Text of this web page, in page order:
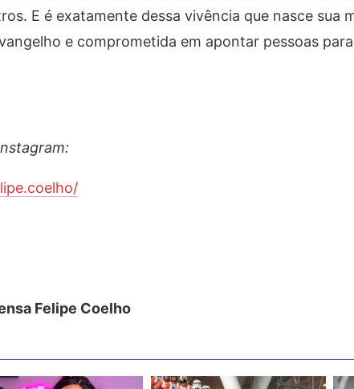
E é exatamente dessa vivência que nasce sua
e comprometida em apontar pessoas
Felipe Coelho